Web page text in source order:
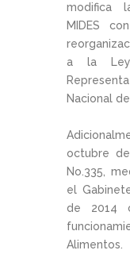
modifica
MIDES
a la Ley
Nacional
octubre
No.335,
el
de 2014
Alimentos.